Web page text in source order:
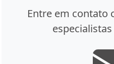
Entre em contato